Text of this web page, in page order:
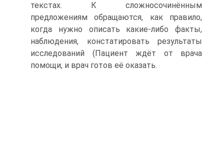
текстах. К сложносочинённым
предложениям обращаются, как правило,
когда нужно описать какие-либо факты,
наблюдения, констатировать результаты
исследований (Пациент ждёт от врача
помощи, и врач готов её оказать.